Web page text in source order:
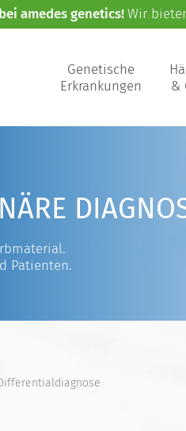
amedes genetics!Wir
Genetische
Erkrankungen
&
Patienten.